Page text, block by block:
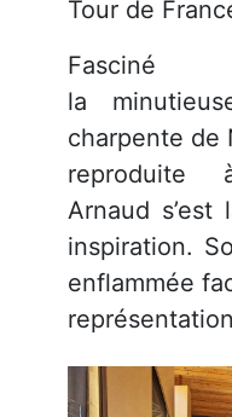
Tour de
la
charpente de
reproduite
Arnaud
inspiration.
enflammée